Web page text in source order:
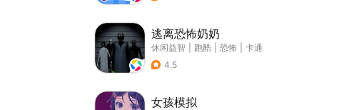
逃离恐怖奶奶
休闲益智 跑酷 恐怖
卡通
4.5
女孩模拟